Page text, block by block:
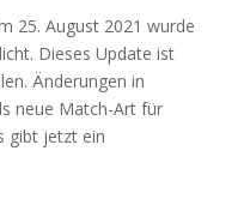
25. August 2021 wurde
Dieses Update ist
Änderungen in
neue Match-Art für
gibt jetzt ein